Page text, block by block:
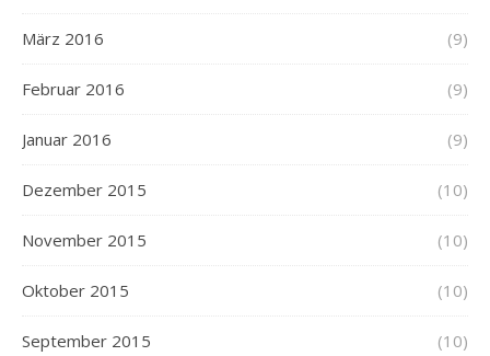
März 2016 (9)
Februar 2016 (9)
Januar 2016 (9)
Dezember 2015 (10)
November 2015 (10)
Oktober 2015 (10)
September 2015 (10)